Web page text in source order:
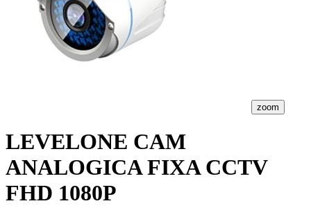
zoom
LEVELONE CAM
ANALOGICA FIXA CCTV
FHD 1080P